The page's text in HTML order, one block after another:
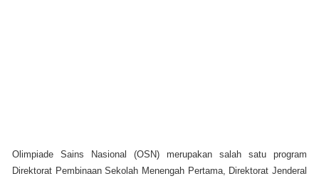
Olimpiade Sains Nasional (OSN) merupakan salah satu program
Direktorat Pembinaan Sekolah Menengah Pertama, Direktorat Jenderal